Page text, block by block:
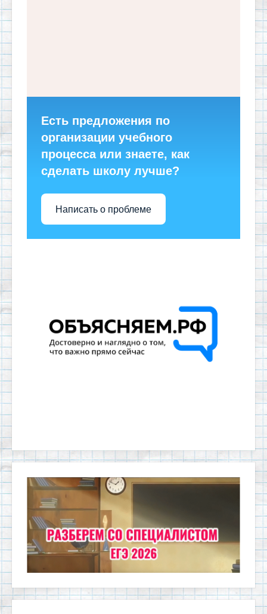
Есть предложения по
организации учебного
процесса или знаете, как
сделать школу лучше?
Написать о проблеме